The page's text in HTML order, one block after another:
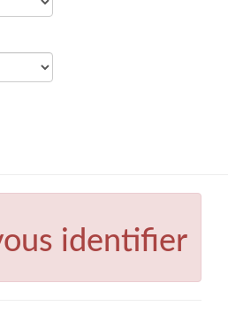
identifier